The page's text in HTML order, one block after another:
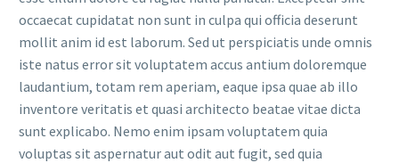
occaecat cupidatat non sunt in culpa qui officia deserunt
mollit anim id est laborum. Sed ut perspiciatis unde omnis
iste natus error sit voluptatem accus antium doloremque
laudantium, totam rem aperiam, eaque ipsa quae ab illo
inventore veritatis et quasi architecto beatae vitae dicta
sunt explicabo. Nemo enim ipsam voluptatem quia
voluptas sit aspernatur aut odit aut fugit, sed quia